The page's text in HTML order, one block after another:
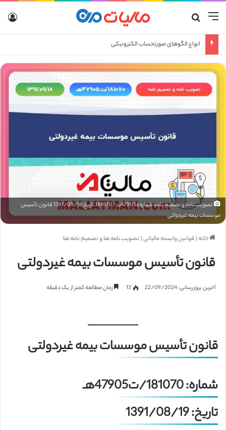
منو
انواع الگوهای صورتحساب الکترونیکی
تصویب نامه و تصمیم نامه شماره ه47905ت/181070 تاریخ 1391/09/18 قانون تأسیس
موسسات بیمه غیردولتی
خانه|قوانین وابسته مالیاتی|تصویب نامه ها و تصمیم نامه ها
قانون تأسیس موسسات بیمه غیردولتی
آخرین بروزرسانی: 22/09/2024 13 زمان مطالعه کمتر از یک دقیقه
قانون تأسیس موسسات بیمه غیردولتی
شماره: 181070/ت47905هـ
تاریخ: 1391/08/19